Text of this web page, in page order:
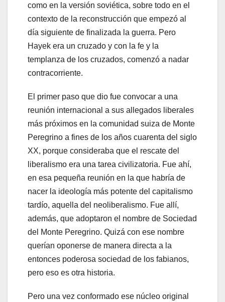
como en la versión soviética, sobre todo en el
contexto de la reconstrucción que empezó al
día siguiente de finalizada la guerra. Pero
Hayek era un cruzado y con la fe y la
templanza de los cruzados, comenzó a nadar
contracorriente.
El primer paso que dio fue convocar a una
reunión internacional a sus allegados liberales
más próximos en la comunidad suiza de Monte
Peregrino a fines de los años cuarenta del siglo
XX, porque consideraba que el rescate del
liberalismo era una tarea civilizatoria. Fue ahí,
en esa pequeña reunión en la que habría de
nacer la ideología más potente del capitalismo
tardío, aquella del neoliberalismo. Fue allí,
además, que adoptaron el nombre de Sociedad
del Monte Peregrino. Quizá con ese nombre
querían oponerse de manera directa a la
entonces poderosa sociedad de los fabianos,
pero eso es otra historia.
Pero una vez conformado ese núcleo original